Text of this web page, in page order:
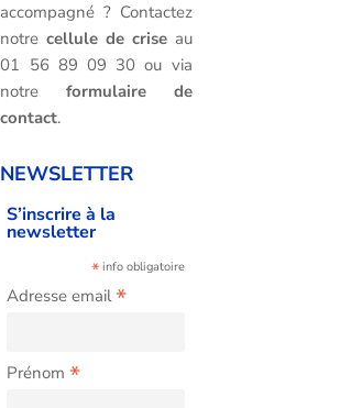
accompagné ? Contactez
notrecellule de criseau
01 56 89 09 30 ou via
notre formulaire de
contact.
NEWSLETTER
S’inscrire à la
newsletter
*info obligatoire
Adresse email*
Prénom *